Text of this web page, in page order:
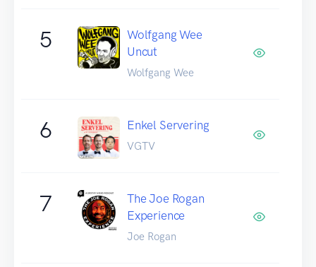
5
Wolfgang Wee
Uncut
Wolfgang Wee
6 Enkel Servering
VGTV
7
The Joe Rogan
Experience
Joe Rogan